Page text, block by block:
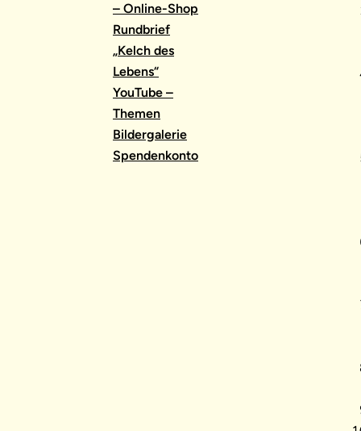
– Online-Shop
Rundbrief
„Kelch des
Lebens“
YouTube –
Themen
Bildergalerie
Spendenkonto